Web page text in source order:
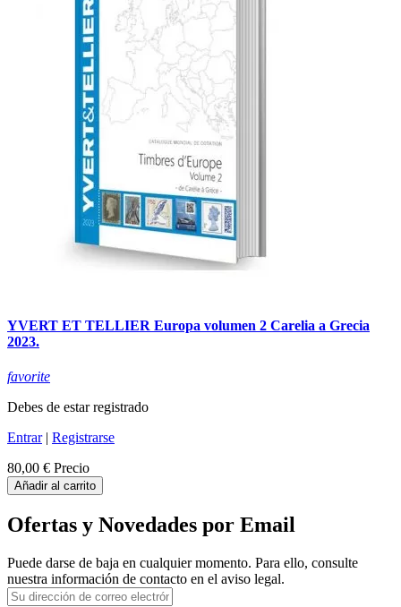
YVERT ET TELLIER Europa volumen 2 Carelia a Grecia
2023.
favorite
Debes de estar registrado
Entrar| Registrarse
80,00 € Precio
Añadir al carrito
Ofertas y Novedades por Email
Puede darse de baja en cualquier momento. Para ello, consulte
nuestra información de contacto en el aviso legal.